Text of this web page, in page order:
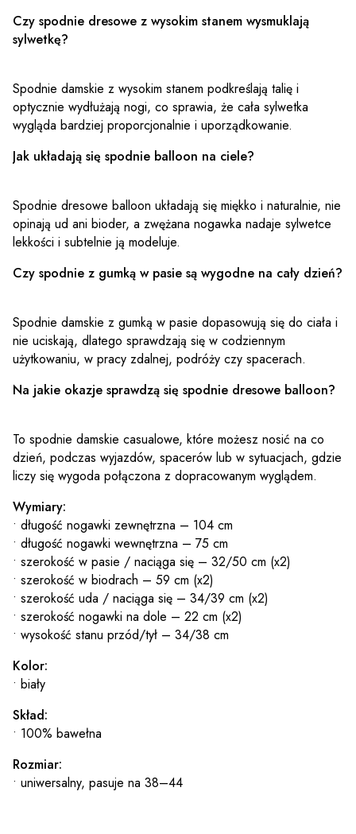
Czy spodnie dresowe z wysokim stanem wysmuklają
sylwetkę?
Spodnie damskie z wysokim stanem podkreślają talię i
optycznie wydłużają nogi, co sprawia, że cała sylwetka
wygląda bardziej proporcjonalnie i uporządkowanie.
Jak układają się spodnie balloon na ciele?
Spodnie dresowe balloon układają się miękko i naturalnie, nie
opinają ud ani bioder, a zwężana nogawka nadaje sylwetce
lekkości i subtelnie ją modeluje.
Czy spodnie z gumką w pasie są wygodne na cały dzień?
Spodnie damskie z gumką w pasie dopasowują się do ciała i
nie uciskają, dlatego sprawdzają się w codziennym
użytkowaniu, w pracy zdalnej, podróży czy spacerach.
Na jakie okazje sprawdzą się spodnie dresowe balloon?
To spodnie damskie casualowe, które możesz nosić na co
dzień, podczas wyjazdów, spacerów lub w sytuacjach, gdzie
liczy się wygoda połączona z dopracowanym wyglądem.
Wymiary:
• długość nogawki zewnętrzna – 104 cm
• długość nogawki wewnętrzna – 75 cm
• szerokość w pasie / naciąga się – 32/50 cm (x2)
• szerokość w biodrach – 59 cm (x2)
• szerokość uda / naciąga się – 34/39 cm (x2)
• szerokość nogawki na dole – 22 cm (x2)
• wysokość stanu przód/tył – 34/38 cm
Kolor:
• biały
Skład:
• 100% bawełna
Rozmiar:
• uniwersalny, pasuje na 38–44